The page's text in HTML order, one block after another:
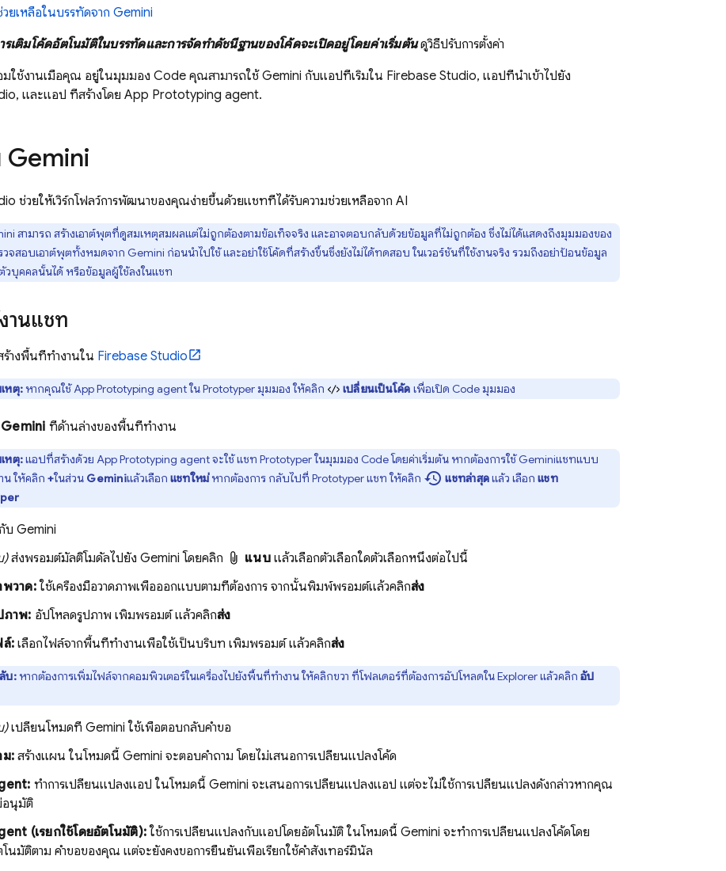
วยเหลือในบรรทัดจาก Gemini
รเติมโค้ดอัตโนมัติในบรรทัดและการจัดทำดัชนีฐานของโค้ดจะเปิดอยู่โดยค่าเริ่มต้นดูวิธีปรับการตั้งค่า
มใช้งานเมื่อคุณ อยู่ในมุมมอง Code คุณสามารถใช้ Gemini กับแอปที่เริ่มใน Firebase Studio, แอปที่นำเข้าไปยัง
, และแอป ที่สร้างโดย App Prototyping agent.
Gemini
ช่วยให้เวิร์กโฟลว์การพัฒนาของคุณง่ายขึ้นด้วยแชทที่ได้รับความช่วยเหลือจาก AI
สามารถ สร้างเอาต์พุตที่ดูสมเหตุสมผลแต่ไม่ถูกต้องตามข้อเท็จจริง และอาจตอบกลับด้วยข้อมูลที่ไม่ถูกต้อง ซึ่งไม่ได้แสดงถึงมุมมองของ
วจสอบเอาต์พุตทั้งหมดจาก Gemini ก่อนนำไปใช้ และอย่าใช้โค้ดที่สร้างขึ้นซึ่งยังไม่ได้ทดสอบ ในเวอร์ชันที่ใช้งานจริง รวมถึงอย่าป้อนข้อมูล
วบุคคลนั้นได้ หรือข้อมูลผู้ใช้ลงในแชท
งานแชท
สร้างพื้นที่ทำงานใน Firebase Studio
หตุ: หากคุณใช้App Prototyping agentในPrototyperมุมมอง ให้คลิก เปลี่ยนเป็นโค้ด เพื่อเปิด Codeมุมมอง
Gemini ที่ด้านล่างของพื้นที่ทำงาน
หตุ:แอปที่สร้างด้วย App Prototyping agentจะใช้ แชท Prototyperในมุมมอง Codeโดยค่าเริ่มต้น หากต้องการใช้Geminiแชทแบบ
น ให้คลิก +ในส่วน Geminiแล้วเลือก แชทใหม่หากต้องการ กลับไปที่Prototyperแชท ให้คลิก history แชทล่าสุดแล้ว เลือก แชท
บ Gemini
)ส่งพรอมต์มัลติโมดัลไปยัง Gemini โดยคลิก แนบแล้วเลือกตัวเลือกใดตัวเลือกหนึ่งต่อไปนี้
พวาด:ใช้เครื่องมือวาดภาพเพื่อออกแบบตามที่ต้องการ จากนั้นพิมพ์พรอมต์แล้วคลิกส่ง
ภาพ: อัปโหลดรูปภาพ เพิ่มพรอมต์ แล้วคลิกส่ง
ล์:เลือกไฟล์จากพื้นที่ทำงานเพื่อใช้เป็นบริบท เพิ่มพรอมต์ แล้วคลิกส่ง
บ:หากต้องการเพิ่มไฟล์จากคอมพิวเตอร์ในเครื่องไปยังพื้นที่ทำงาน ให้คลิกขวา ที่โฟลเดอร์ที่ต้องการอัปโหลดใน Explorer แล้วคลิก อัป
)เปลี่ยนโหมดที่ Gemini ใช้เพื่อตอบกลับคำขอ
ม:สร้างแผน ในโหมดนี้ Gemini จะตอบคำถาม โดยไม่เสนอการเปลี่ยนแปลงโค้ด
ทำการเปลี่ยนแปลงแอป ในโหมดนี้ Gemini จะเสนอการเปลี่ยนแปลงแอป แต่จะไม่ใช้การเปลี่ยนแปลงดังกล่าวหากคุณ
อนุมัติ
(เรียกใช้โดยอัตโนมัติ): ใช้การเปลี่ยนแปลงกับแอปโดยอัตโนมัติ ในโหมดนี้ Gemini จะทำการเปลี่ยนแปลงโค้ดโดย
โนมัติตาม คำขอของคุณ แต่จะยังคงขอการยืนยันเพื่อเรียกใช้คำสั่งเทอร์มินัล